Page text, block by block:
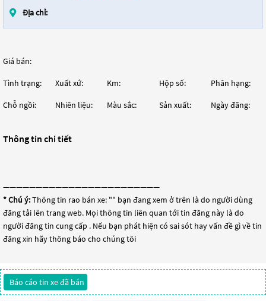
Địa chỉ:
Giá bán:
Tình trạng: Xuất xứ: Km: Hộp số: Phân hạng:
Chỗ ngồi: Nhiên liệu: Màu sắc: Sản xuất: Ngày đăng:
Thông tin chi tiết
————————————————————————
* Chú ý:Thông tin rao bán xe: "" bạn đang xem ở trên là do người dùng
đăng tải lên trang web. Mọi thông tin liên quan tới tin đăng này là do
người đăng tin cung cấp . Nếu bạn phát hiện có sai sót hay vấn đề gì về tin
đăng xin hãy thông báo cho chúng tôi
Báo cáo tin xe đã bán